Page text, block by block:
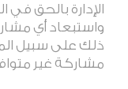
الإدارة بالحق
واستبعاد أي
ذلك على سبيل
مشاركة غير